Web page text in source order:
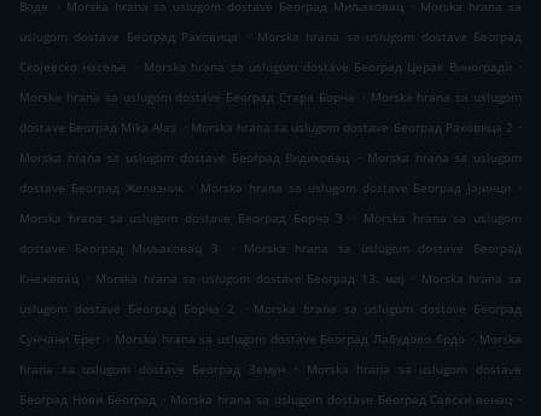
Воде
Morska hrana sa uslugom dostave Београд Миљаковац
Morska hrana sa
uslugom dostave Београд Раковица
. Morska hrana sa uslugom dostave Београд
Скојевско насеље
. Morska hrana sa uslugom dostave Београд Церак Виногради .
Morska hrana sa uslugom dostave Београд Стара Борча . Morska hrana sa uslugom
dostave Београд Mika Alas . Morska hrana sa uslugom dostave Београд Раковица 2 .
Morska hrana sa uslugom dostave Београд Видиковац . Morska hrana sa uslugom
dostave Београд Железник . Morska hrana sa uslugom dostave Београд Јајинци
.
Morska hrana sa uslugom dostave Београд Борча 3
. Morska hrana sa uslugom
dostave Београд Миљаковац 3
.
Morska hrana sa uslugom dostave Београд
Кнежевац . Morska hrana sa uslugom dostave Београд 13. мај . Morska hrana sa
uslugom dostave Београд Борча 2
. Morska hrana sa uslugom dostave Београд
Сунчани Брег . Morska hrana sa uslugom dostave Београд Лабудово брдо . Morska
hrana sa uslugom dostave Београд Земун
.
Morska hrana sa uslugom dostave
Београд Нови Београд . Morska hrana sa uslugom dostave Београд Савски венац .